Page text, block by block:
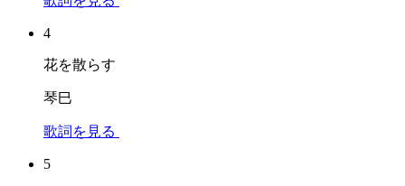
4
花を散らす
琴巳
歌詞を見る
5